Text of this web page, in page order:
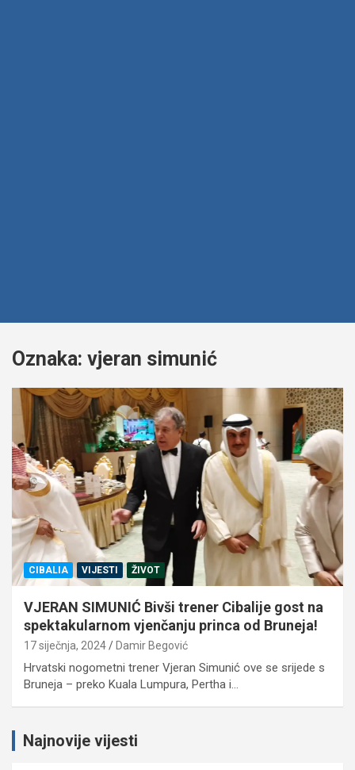
Oznaka: vjeran simunić
CIBALIA VIJESTI ŽIVOT
VJERAN SIMUNIĆ Bivši trener Cibalije gost na
spektakularnom vjenčanju princa od Bruneja!
17 siječnja, 2024 Damir Begović
Hrvatski nogometni trener Vjeran Simunić ove se srijede s
Bruneja – preko Kuala Lumpura, Pertha i…
Najnovije vijesti